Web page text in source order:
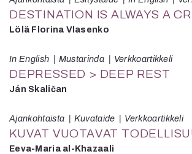
DESTINATION IS ALWAYS A
Lölä Florina Vlasenko
In English Mustarinda Verkkoartikkeli
DEPRESSED > DEEP REST
Ján Skaličan
Ajankohtaista Kuvataide Verkkoartikkeli
KUVAT VUOTAVAT
Eeva-Maria al-Khazaali